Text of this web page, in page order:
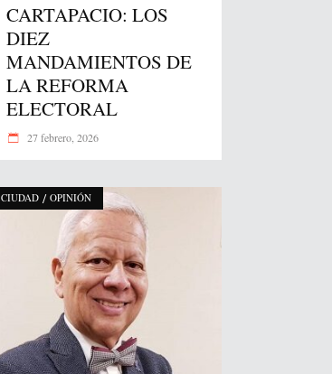
CARTAPACIO: LOS
DIEZ
MANDAMIENTOS DE
LA REFORMA
ELECTORAL
27 febrero, 2026
CIUDAD / OPINIÓN